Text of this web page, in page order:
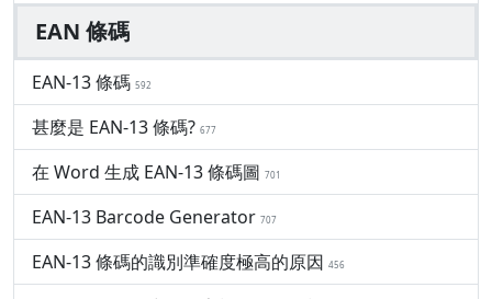
EAN 條碼
EAN-13 條碼 592
甚麼是 EAN-13 條碼? 677
在 Word 生成 EAN-13 條碼圖 701
EAN-13 Barcode Generator 707
EAN-13 條碼的識別準確度極高的原因 456